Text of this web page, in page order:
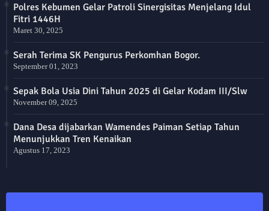
Polres Kebumen Gelar Patroli Sinergisitas Menjelang Idul
Fitri 1446H
Maret 30, 2025
Serah Terima SK Pengurus Perkomhan Bogor.
September 01, 2023
Sepak Bola Usia Dini Tahun 2025 di Gelar Kodam III/Slw
November 09, 2025
Dana Desa dijabarkan Wamendes Paiman Setiap Tahun
Menunjukkan Tren Kenaikan
Agustus 17, 2023